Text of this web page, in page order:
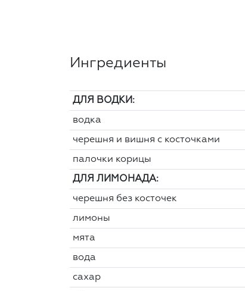
Ингредиенты
ДЛЯ ВОДКИ:
водка
черешня и вишня с косточками
палочки корицы
ДЛЯ ЛИМОНАДА:
черешня без косточек
лимоны
мята
вода
сахар